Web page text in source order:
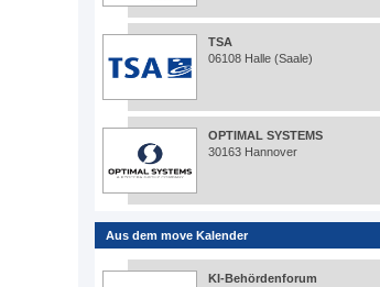
TSA
06108 Halle (Saale)
OPTIMAL SYSTEMS
30163 Hannover
Aus dem move Kalender
KI-Behördenforum